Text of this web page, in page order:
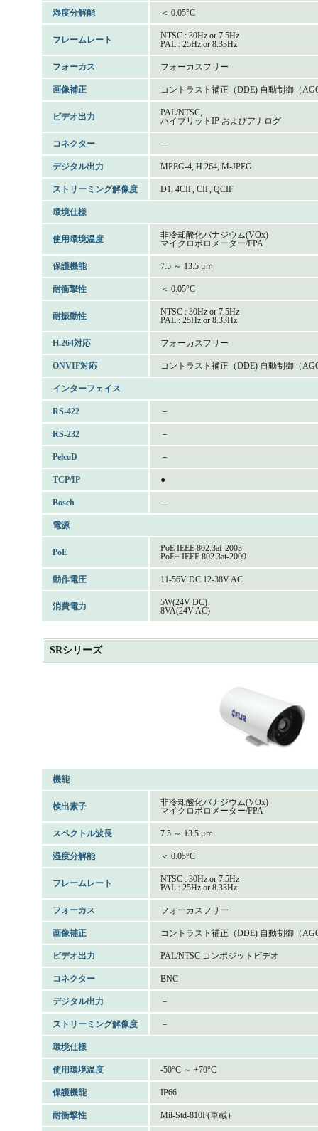
湿度分解能 ＜ 0.05°C
フレームレート
NTSC : 30Hz or 7.5Hz
PAL : 25Hz or 8.33Hz
フォーカス フォーカスフリー
画像補正 コントラスト補正（DDE) 自動制御（
ビデオ出力
PAL/NTSC,
ハイブリットIP およびアナログ
コネクター －
デジタル出力 MPEG-4, H.264, M-JPEG
ストリーミング解像度 D1, 4CIF, CIF, QCIF
環境仕様
使用環境温度
非冷却酸化バナジウム(VOx)
マイクロボロメーター/FPA
保護機能 7.5 ～ 13.5 μｍ
耐衝撃性 ＜ 0.05°C
耐振動性
NTSC : 30Hz or 7.5Hz
PAL : 25Hz or 8.33Hz
H.264対応 フォーカスフリー
ONVIF対応 コントラスト補正（DDE) 自動制御（
インターフェイス
RS-422 －
RS-232 －
PelcoD －
TCP/IP ●
Bosch －
電源
PoE
PoE IEEE 802.3af-2003
PoE+ IEEE 802.3at-2009
動作電圧 11-56V DC 12-38V AC
消費電力
5W(24V DC)
8VA(24V AC)
SRシリーズ
機能
検出素子
非冷却酸化バナジウム(VOx)
マイクロボロメーター/FPA
スペクトル波長 7.5 ～ 13.5 μｍ
湿度分解能 ＜ 0.05°C
フレームレート
NTSC : 30Hz or 7.5Hz
PAL : 25Hz or 8.33Hz
フォーカス フォーカスフリー
画像補正 コントラスト補正（DDE) 自動制御（
ビデオ出力 PAL/NTSC コンポジットビデオ
コネクター BNC
デジタル出力 －
ストリーミング解像度 －
環境仕様
使用環境温度 -50°C ～ +70°C
保護機能 IP66
耐衝撃性 Mil-Std-810F(車載）